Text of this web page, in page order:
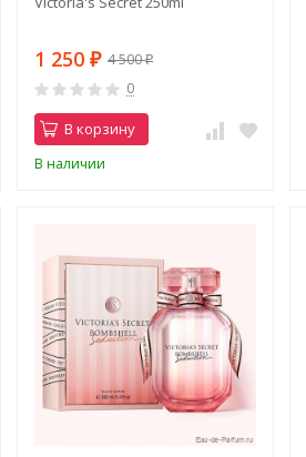
1 250₽ 4 500₽
0
В корзину
В наличии